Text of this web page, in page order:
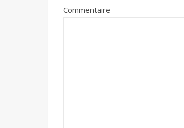
Commentaire